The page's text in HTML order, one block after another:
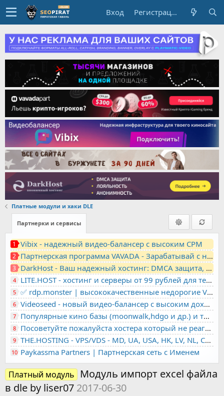
Вход Регистрация
Платные модули и хаки DLE
Партнерки и сервисы
1 Vibix - надежный видео-балансер с высоким CPM
2 Партнерская программа VAVADA - Зарабатывай с нами!
3 DarkHost - Ваш надежный хостинг: DMCA защита, лояльность, анонимность
4 LITE.HOST - хостинг и серверы от 99 рублей для тех, кто любит не переплачивать. Доступ по SSH, поддержка PHP, GIT, COMPOSER, сертификаты Let's Encrypt
5 ✅ rdp.monster | высококачественные недорогие VPS, RDP - выделенные серверы
6 Videoseed - новый видео-балансер с высоким доходом
7 Популярные кино базы (moonwalk,hdgo и др.) и торренты в одном плеере для вашего сайта
8 Посоветуйте пожалуйста хостера который не реагирует на ркн
9 THE.HOSTING - VPS/VDS - MD, UA, USA, HK, LV, NL, CA, DE, SK, CZE, GB, IL, TR, PL, BG, RO, IT, FL, HU, PT.
10 Paykassma Partners | Партнерская сеть с Именем
Платный модуль
Модуль импорт excel файла
в dle by liser07 2017-06-30